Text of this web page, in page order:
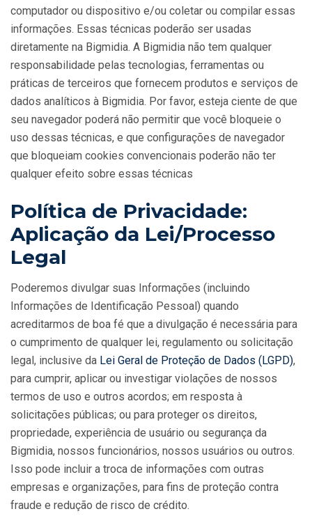
computador ou dispositivo e/ou coletar ou compilar essas
informações. Essas técnicas poderão ser usadas
diretamente na Bigmidia. A Bigmidia não tem qualquer
responsabilidade pelas tecnologias, ferramentas ou
práticas de terceiros que fornecem produtos e serviços de
dados analíticos à Bigmidia. Por favor, esteja ciente de que
seu navegador poderá não permitir que você bloqueie o
uso dessas técnicas, e que configurações de navegador
que bloqueiam cookies convencionais poderão não ter
qualquer efeito sobre essas técnicas
Política de Privacidade:
Aplicação da Lei/Processo
Legal
Poderemos divulgar suas Informações (incluindo
Informações de Identificação Pessoal) quando
acreditarmos de boa fé que a divulgação é necessária para
o cumprimento de qualquer lei, regulamento ou solicitação
legal, inclusive da Lei Geral de Proteção de Dados (LGPD),
para cumprir, aplicar ou investigar violações de nossos
termos de uso e outros acordos; em resposta à
solicitações públicas; ou para proteger os direitos,
propriedade, experiência de usuário ou segurança da
Bigmidia, nossos funcionários, nossos usuários ou outros.
Isso pode incluir a troca de informações com outras
empresas e organizações, para fins de proteção contra
fraude e redução de risco de crédito.